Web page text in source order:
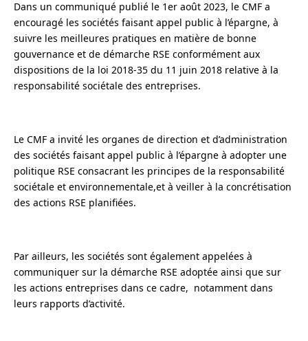
Dans un communiqué publié le 1er août 2023, le CMF a
encouragé les sociétés faisant appel public à l’épargne, à
suivre les meilleures pratiques en matière de bonne
gouvernance et de démarche RSE conformément aux
dispositions de la loi 2018-35 du 11 juin 2018 relative à la
responsabilité sociétale des entreprises.
Le CMF a invité les organes de direction et d’administration
des sociétés faisant appel public à l’épargne à adopter une
politique RSE consacrant les principes de la responsabilité
sociétale et environnementale,et à veiller à la concrétisation
des actions RSE planifiées.
Par ailleurs, les sociétés sont également appelées à
communiquer sur la démarche RSE adoptée ainsi que sur
les actions entreprises dans ce cadre, notamment dans
leurs rapports d’activité.